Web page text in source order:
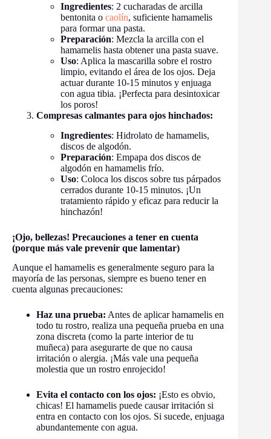
Ingredientes: 2 cucharadas de arcilla
bentonita o caolín, suficiente hamamelis
para formar una pasta.
Preparación: Mezcla la arcilla con el
hamamelis hasta obtener una pasta suave.
Uso: Aplica la mascarilla sobre el rostro
limpio, evitando el área de los ojos. Deja
actuar durante 10-15 minutos y enjuaga
con agua tibia. ¡Perfecta para desintoxicar
los poros!
Compresas calmantes para ojos hinchados:
Ingredientes: Hidrolato de hamamelis,
discos de algodón.
Preparación: Empapa dos discos de
algodón en hamamelis frío.
Uso: Coloca los discos sobre tus párpados
cerrados durante 10-15 minutos. ¡Un
tratamiento rápido y eficaz para reducir la
hinchazón!
¡Ojo, bellezas! Precauciones a tener en cuenta
(porque más vale prevenir que lamentar)
Aunque el hamamelis es generalmente seguro para la
mayoría de las personas, siempre es bueno tener en
cuenta algunas precauciones:
Haz una prueba: Antes de aplicar hamamelis en
todo tu rostro, realiza una pequeña prueba en una
zona discreta (como la parte interior de tu
muñeca) para asegurarte de que no causa
irritación o alergia. ¡Más vale una pequeña
molestia que un rostro enrojecido!
Evita el contacto con los ojos: ¡Esto es obvio,
chicas! El hamamelis puede causar irritación si
entra en contacto con los ojos. Si sucede, enjuaga
abundantemente con agua.